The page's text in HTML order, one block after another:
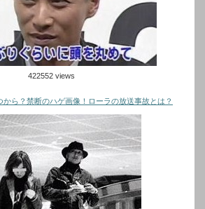
422552 views
ら？禁断のハゲ画像！ローラの放送事故とは？